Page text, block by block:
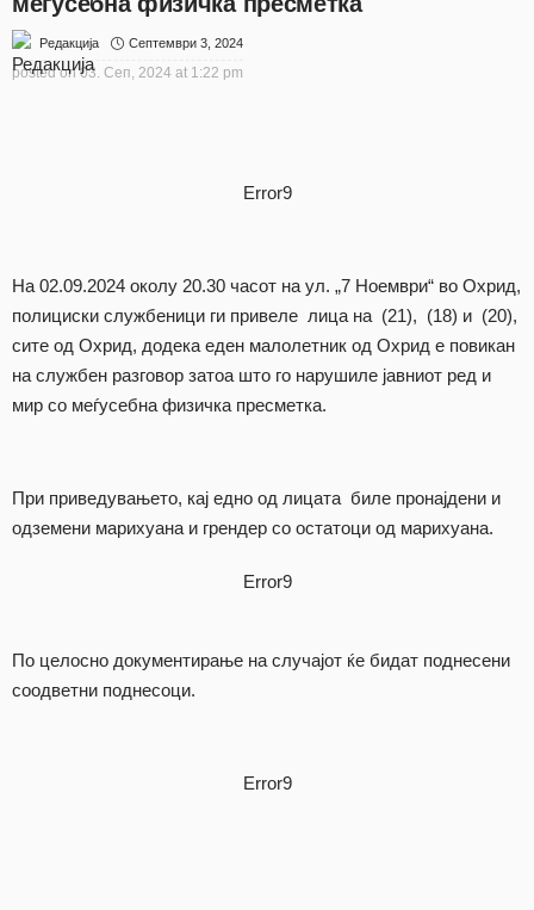
Редакција Септември 3, 2024
posted on 03. Сеп, 2024 at 1:22 pm
Error9
На 02.09.2024 околу 20.30 часот на ул. „7 Ноември“ во Охрид,
полициски службеници ги привеле лица на (21), (18) и (20),
сите од Охрид, додека еден малолетник од Охрид е повикан
на службен разговор затоа што го нарушиле јавниот ред и
мир со меѓусебна физичка пресметка.
При приведувањето, кај едно од лицата биле пронајдени и
одземени марихуана и грендер со остатоци од марихуана.
Error9
По целосно документирање на случајот ќе бидат поднесени
соодветни поднесоци.
Error9